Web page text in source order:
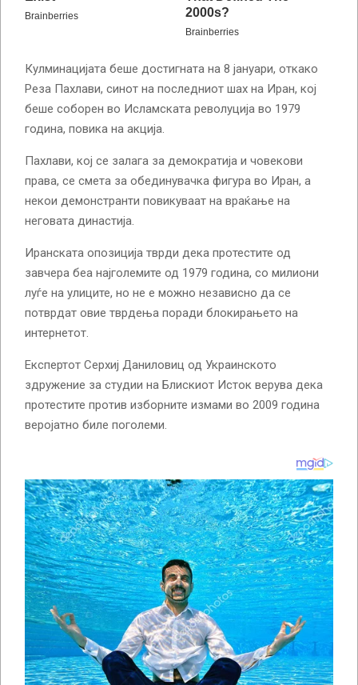
Кулминацијата беше достигната на 8 јануари, откако
Реза Пахлави, синот на последниот шах на Иран, кој
беше соборен во Исламската револуција во 1979
година, повика на акција.
Пахлави, кој се залага за демократија и човекови
права, се смета за обединувачка фигура во Иран, а
некои демонстранти повикуваат на враќање на
неговата династија.
Иранската опозиција тврди дека протестите од
завчера беа најголемите од 1979 година, со милиони
луѓе на улиците, но не е можно независно да се
потврдат овие тврдења поради блокирањето на
интернетот.
Експертот Серхиј Даниловиц од Украинското
здружение за студии на Блискиот Исток верува дека
протестите против изборните измами во 2009 година
веројатно биле поголеми.